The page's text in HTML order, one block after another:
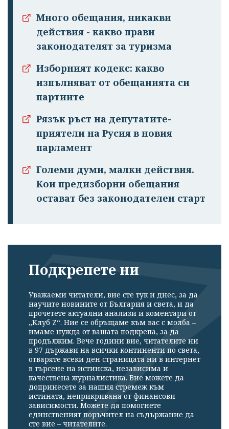
Много обещания, никакви
действия - какво прави
законодателят за туризма
Изборният кодекс: какво
изпълняват от обещанията си
партиите
Рязък ръст на депутатите-
приятели на Русия в новия
парламент
Големи думи, малки действия.
Кои предизборни обещания
остават без законодателен старт
Подкрепете ни
Уважаеми читатели, вие сте тук и днес, за да
научите новините от България и света, и да
прочетете актуални анализи и коментари от
„Клуб Z“. Ние се обръщаме към вас с молба –
имаме нужда от вашата подкрепа, за да
продължим. Вече години вие, читателите ни
в 97 държави на всички континенти по света,
отваряте всеки ден страницата ни в интернет
в търсене на истинска, независима и
качествена журналистика. Вие можете да
допринесете за нашия стремеж към
истината, неприкривана от финансови
зависимости. Можете да помогнете
единственият поръчител на съдържание да
сте вие – читателите.